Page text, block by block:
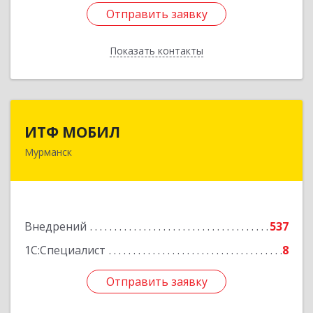
Отправить заявку
Показать контакты
Отправить заявку
Назад
ИТФ МОБИЛ
Мурманск
Внедрений
537
1С:Специалист
8
Отправить заявку
183038, Мурманская обл, Мурманск г, Терский
Отправить заявку